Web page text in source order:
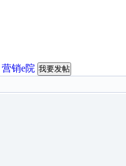
营销e院 我要发帖